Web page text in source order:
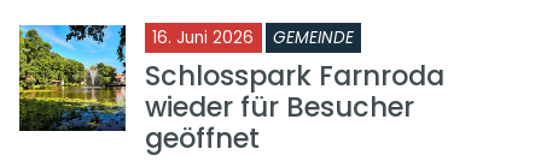
16. Juni 2026 GEMEINDE
Schlosspark Farnroda
wieder für Besucher
geöffnet